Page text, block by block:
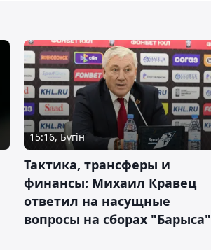
15:16, Бүгін
Тактика, трансферы и
финансы: Михаил Кравец
ответил на насущные
вопросы на сборах "Барыса"